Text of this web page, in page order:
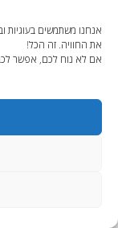
אנחנו משתמשים בעוגיות
את החוויה. זה הכל!
אם לא נוח לכם, אפשר
Lite